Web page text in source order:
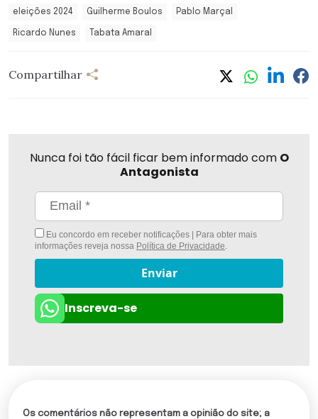
eleições 2024 Guilherme Boulos Pablo Marçal
Ricardo Nunes Tabata Amaral
Compartilhar
Nunca foi tão fácil ficar bem informado com O
Antagonista
Eu concordo em receber notificações | Para obter mais
informações reveja nossa Política de Privacidade
Enviar
Inscreva-se
Os comentários não representam a opinião do site; a